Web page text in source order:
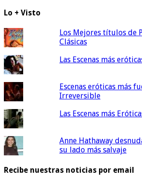
Lo + Visto
Los Mejores títulos de
Clásicas
Las Escenas más
Escenas eróticas más
Irreversible
Las Escenas más
Anne Hathaway
su lado más salvaje
Recibe nuestras noticias por email